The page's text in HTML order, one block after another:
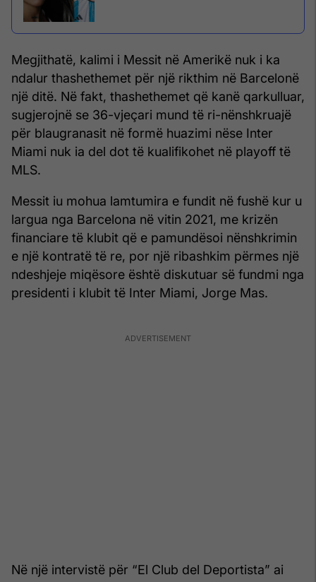
Megjithatë, kalimi i Messit në Amerikë nuk i ka
ndalur thashethemet për një rikthim në Barcelonë
një ditë. Në fakt, thashethemet që kanë qarkulluar,
sugjerojnë se 36-vjeçari mund të ri-nënshkruajë
për blaugranasit në formë huazimi nëse Inter
Miami nuk ia del dot të kualifikohet në playoff të
MLS.
Messit iu mohua lamtumira e fundit në fushë kur u
largua nga Barcelona në vitin 2021, me krizën
financiare të klubit që e pamundësoi nënshkrimin
e një kontratë të re, por një ribashkim përmes një
ndeshjeje miqësore është diskutuar së fundmi nga
presidenti i klubit të Inter Miami, Jorge Mas.
Në një intervistë për “El Club del Deportista” ai